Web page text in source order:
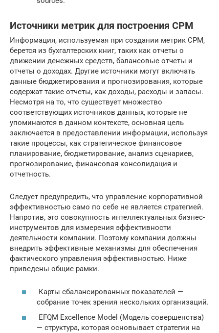
Источники метрик для построения CPM
Информация, используемая при создании метрик CPM,
берется из бухгалтерских книг, таких как отчеты о
движении денежных средств, балансовые отчеты и
отчеты о доходах. Другие источники могут включать
данные бюджетирования и прогнозирования, которые
содержат такие отчеты, как доходы, расходы и запасы.
Несмотря на то, что существует множество
соответствующих источников данных, которые не
упоминаются в данном контексте, основная цель
заключается в предоставлении информации, используя
такие процессы, как стратегическое финансовое
планирование, бюджетирование, анализ сценариев,
прогнозирование, финансовая консолидация и
отчетность.
Следует предупредить, что управление корпоративной
эффективностью само по себе не является стратегией.
Напротив, это совокупность интеллектуальных бизнес-
инструментов для измерения эффективности
деятельности компании. Поэтому компании должны
внедрить эффективные механизмы для обеспечения
фактического управления эффективностью. Ниже
приведены общие рамки.
Карты сбалансированных показателей —
собрание точек зрения нескольких организаций.
EFQM Excellence Model (Модель совершенства)
— структура, которая основывает стратегии на